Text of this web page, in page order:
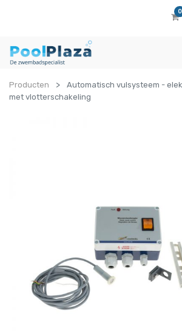
0
Producten
Automatisch vulsysteem -
met vlotterschakeling